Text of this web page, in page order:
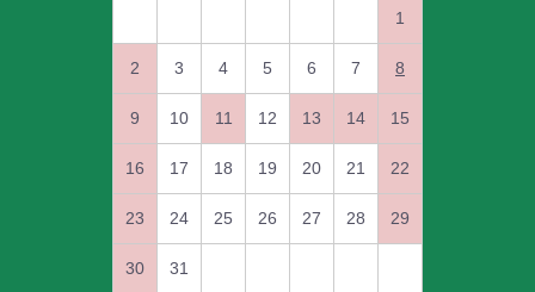
1
2 3 4 5 6 7 8
9 10 11 12 13 14 15
16 17 18 19 20 21 22
23 24 25 26 27 28 29
30 31